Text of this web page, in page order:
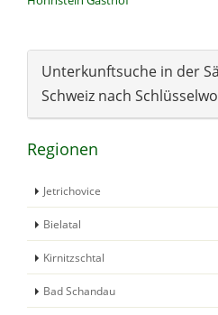
Unterkunftsuche in der
Schweiz nach
Regionen
Jetrichovice
Bielatal
Kirnitzschtal
Bad Schandau